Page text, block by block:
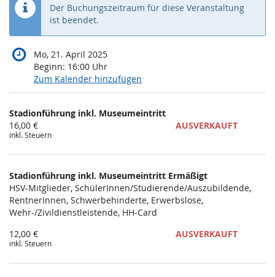
Der Buchungszeitraum für diese Veranstaltung
ist beendet.
Mo, 21. April 2025
Beginn: 16:00 Uhr
Zum Kalender hinzufügen
Produkte
Unkategorisierte
Produkte
Stadionführung inkl. Museumeintritt
16,00 €
inkl. Steuern
AUSVERKAUFT
Stadionführung inkl. Museumeintritt Ermäßigt
HSV-Mitglieder, SchülerInnen/Studierende/Auszubildende,
RentnerInnen, Schwerbehinderte, Erwerbslose,
Wehr-/Zivildienstleistende, HH-Card
12,00 €
inkl. Steuern
AUSVERKAUFT